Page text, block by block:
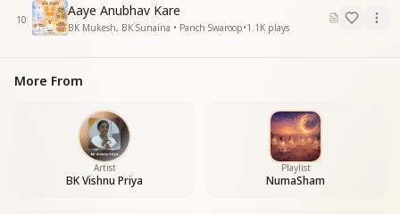
10
Aaye Anubhav Kare
BK Mukesh, BK Sunaina • Panch Swaroop•1.1K plays
More From
Artist
BK Vishnu Priya
Playlist
NumaSham